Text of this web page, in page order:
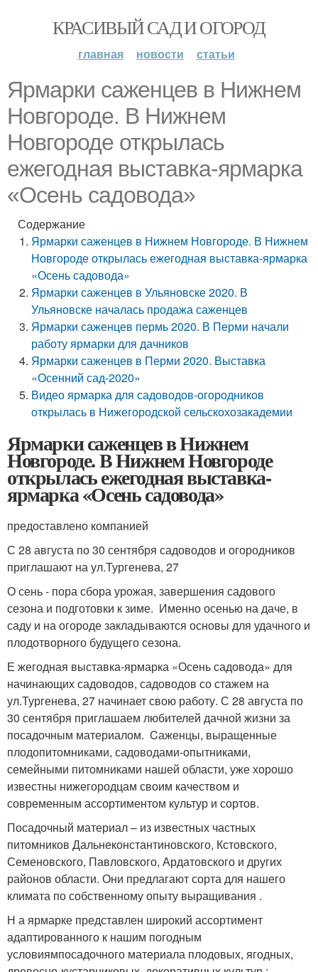
КРАСИВЫЙ САД И ОГОРОД
главная новости статьи
Ярмарки саженцев в Нижнем
Новгороде. В Нижнем
Новгороде открылась
ежегодная выставка-ярмарка
«Осень садовода»
Содержание
Ярмарки саженцев в Нижнем Новгороде. В Нижнем
Новгороде открылась ежегодная выставка-ярмарка
«Осень садовода»
Ярмарки саженцев в Ульяновске 2020. В
Ульяновске началась продажа саженцев
Ярмарки саженцев пермь 2020. В Перми начали
работу ярмарки для дачников
Ярмарки саженцев в Перми 2020. Выставка
«Осенний сад-2020»
Видео ярмарка для садоводов-огородников
открылась в Нижегородской сельскохозакадемии
Ярмарки саженцев в Нижнем
Новгороде. В Нижнем Новгороде
открылась ежегодная выставка-
ярмарка «Осень садовода»
предоставлено компанией
С 28 августа по 30 сентября садоводов и огородников
приглашают на ул.Тургенева, 27
Осень - пора сбора урожая, завершения садового
сезона и подготовки к зиме. Именно осенью на даче, в
саду и на огороде закладываются основы для удачного и
плодотворного будущего сезона.
Е жегодная выставка-ярмарка «Осень садовода» для
начинающих садоводов, садоводов со стажем на
ул.Тургенева, 27 начинает свою работу. С 28 августа по
30 сентября приглашаем любителей дачной жизни за
посадочным материалом. Cаженцы, выращенные
плодопитомниками, садоводами-опытниками,
семейными питомниками нашей области, уже хорошо
известны нижегородцам своим качеством и
современным ассортиментом культур и сортов.
Посадочный материал – из известных частных
питомников Дальнеконстантиновского, Кстовского,
Семеновского, Павловского, Ардатовского и других
районов области. Они предлагаютсорта для нашего
климата по собственному опыту выращивания .
Н а ярмарке представлен широкий ассортимент
адаптированного к нашим погодным
условиямпосадочного материала плодовых, ягодных,